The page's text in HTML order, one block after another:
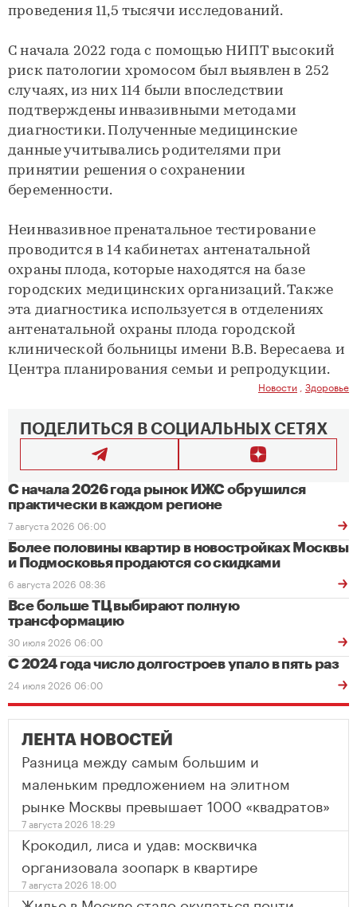
проведения 11,5 тысячи исследований.
С начала 2022 года с помощью НИПТ высокий
риск патологии хромосом был выявлен в 252
случаях, из них 114 были впоследствии
подтверждены инвазивными методами
диагностики. Полученные медицинские
данные учитывались родителями при
принятии решения о сохранении
беременности.
Неинвазивное пренатальное тестирование
проводится в 14 кабинетах антенатальной
охраны плода, которые находятся на базе
городских медицинских организаций. Также
эта диагностика используется в отделениях
антенатальной охраны плода городской
клинической больницы имени В.В. Вересаева и
Центра планирования семьи и репродукции.
Новости Здоровье
ПОДЕЛИТЬСЯ В СОЦИАЛЬНЫХ СЕТЯХ
С начала 2026 года рынок ИЖС обрушился
практически в каждом регионе
7 августа 2026 06:00
Более половины квартир в новостройках Москвы
и Подмосковья продаются со скидками
6 августа 2026 08:36
Все больше ТЦ выбирают полную
трансформацию
30 июля 2026 06:00
С 2024 года число долгостроев упало в пять раз
24 июля 2026 06:00
ЛЕНТА НОВОСТЕЙ
Разница между самым большим и
маленьким предложением на элитном
рынке Москвы превышает 1000 «квадратов»
7 августа 2026 18:29
Крокодил, лиса и удав: москвичка
организовала зоопарк в квартире
7 августа 2026 18:00